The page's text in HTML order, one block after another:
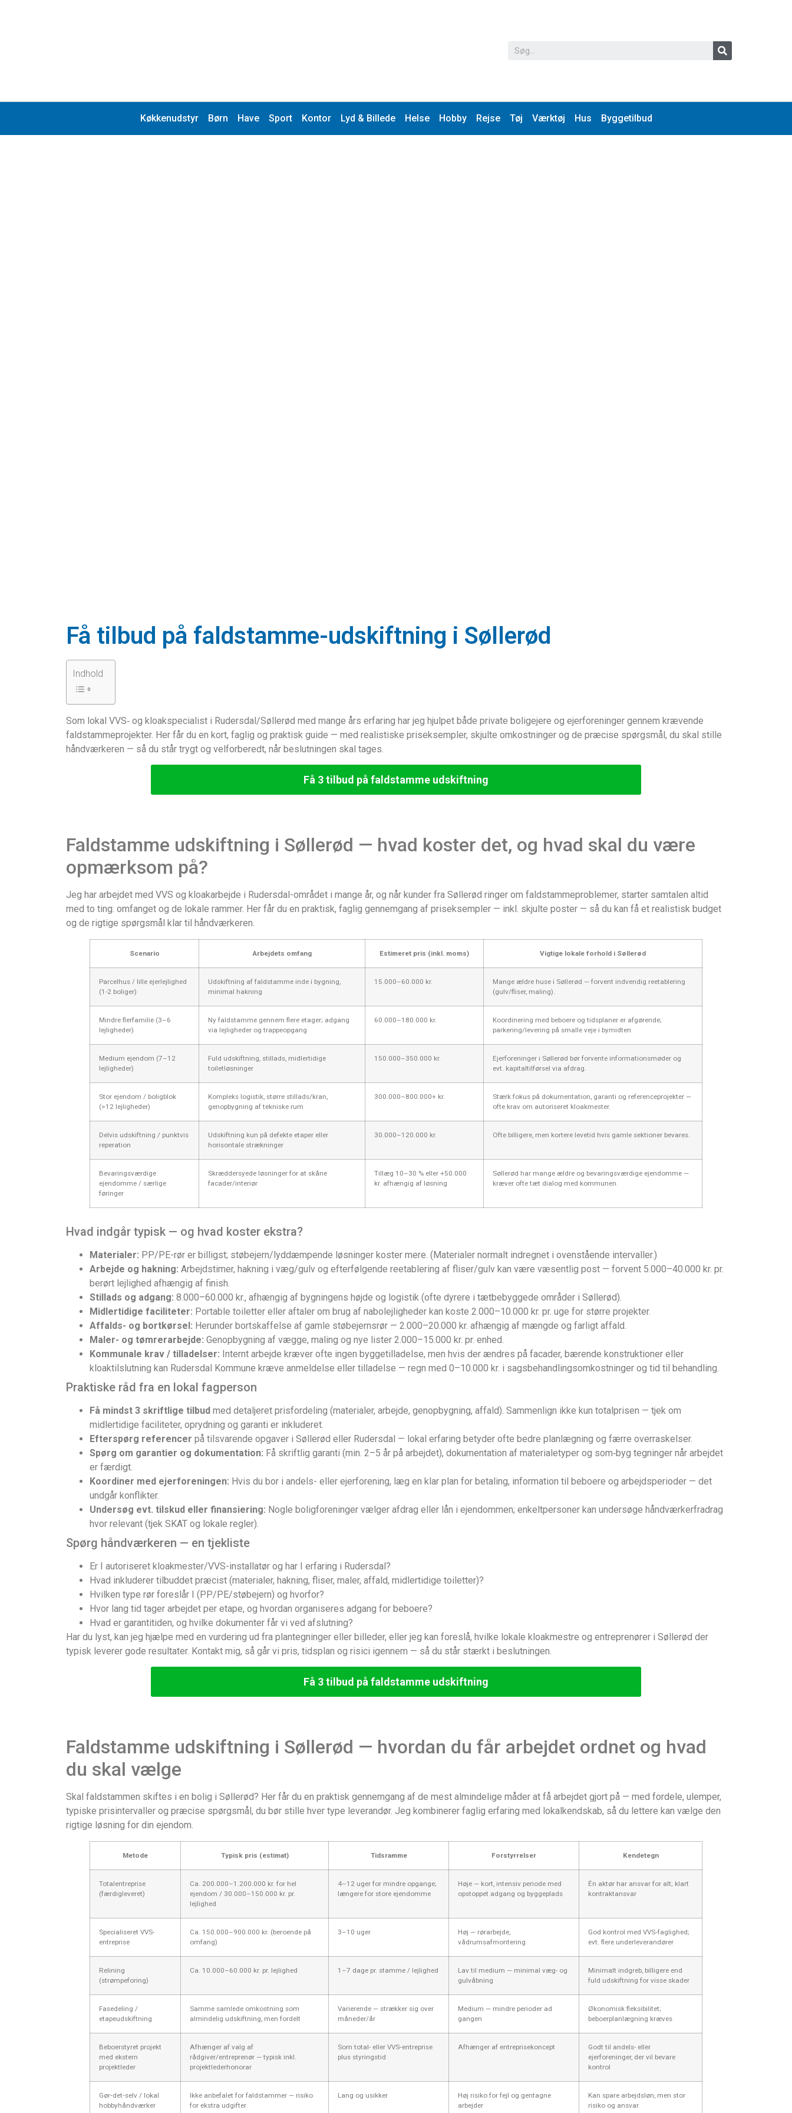
Køkkenudstyr Børn Have Sport Kontor Lyd & Billede Helse Hobby Rejse Tøj Værktøj Hus Byggetilbud
Få tilbud på faldstamme-udskiftning i Søllerød
Indhold
Som lokal VVS‑ og kloakspecialist i Rudersdal/Søllerød med mange års erfaring har jeg hjulpet både private boligejere og ejerforeninger gennem krævende
faldstammeprojekter. Her får du en kort, faglig og praktisk guide — med realistiske priseksempler, skjulte omkostninger og de præcise spørgsmål, du skal stille
håndværkeren — så du står trygt og velforberedt, når beslutningen skal tages.
Få 3 tilbud på faldstamme udskiftning
Faldstamme udskiftning i Søllerød — hvad koster det, og hvad skal du være
opmærksom på?
Jeg har arbejdet med VVS og kloakarbejde i Rudersdal-området i mange år, og når kunder fra Søllerød ringer om faldstammeproblemer, starter samtalen altid
med to ting: omfanget og de lokale rammer. Her får du en praktisk, faglig gennemgang af priseksempler — inkl. skjulte poster — så du kan få et realistisk budget
og de rigtige spørgsmål klar til håndværkeren.
Scenario Arbejdets omfang Estimeret pris (inkl. moms) Vigtige lokale forhold i Søllerød
Parcelhus / lille ejerlejlighed
(1-2 boliger)
Udskiftning af faldstamme inde i bygning,
minimal hakning
15.000–60.000 kr.
Mange ældre huse i Søllerød — forvent indvendig reetablering
(gulv/fliser, maling).
Mindre flerfamilie (3–6
lejligheder)
Ny faldstamme gennem flere etager; adgang
via lejligheder og trappeopgang
60.000–180.000 kr.
Koordinering med beboere og tidsplaner er afgørende;
parkering/levering på smalle veje i bymidten.
Medium ejendom (7–12
lejligheder)
Fuld udskiftning, stillads, midlertidige
toiletløsninger
150.000–350.000 kr.
Ejerforeninger i Søllerød bør forvente informationsmøder og
evt. kapitaltilførsel via afdrag.
Stor ejendom / boligblok
(>12 lejligheder)
Kompleks logistik, større stillads/kran,
genopbygning af tekniske rum
300.000–800.000+ kr.
Stærk fokus på dokumentation, garanti og referenceprojekter —
ofte krav om autoriseret kloakmester.
Delvis udskiftning / punktvis
reperation
Udskiftning kun på defekte etaper eller
horisontale strækninger
30.000–120.000 kr. Ofte billigere, men kortere levetid hvis gamle sektioner bevares.
Bevaringsværdige
ejendomme / særlige
føringer
Skræddersyede løsninger for at skåne
facader/interiør
Tillæg 10–30 % eller +50.000
kr. afhængig af løsning
Søllerød har mange ældre og bevaringsværdige ejendomme —
kræver ofte tæt dialog med kommunen.
Hvad indgår typisk — og hvad koster ekstra?
Materialer: PP/PE-rør er billigst; støbejern/lyddæmpende løsninger koster mere. (Materialer normalt indregnet i ovenstående intervaller.)
Arbejde og hakning: Arbejdstimer, hakning i væg/gulv og efterfølgende reetablering af fliser/gulv kan være væsentlig post — forvent 5.000–40.000 kr. pr.
berørt lejlighed afhængig af finish.
Stillads og adgang: 8.000–60.000 kr., afhængig af bygningens højde og logistik (ofte dyrere i tætbebyggede områder i Søllerød).
Midlertidige faciliteter: Portable toiletter eller aftaler om brug af nabolejligheder kan koste 2.000–10.000 kr. pr. uge for større projekter.
Affalds- og bortkørsel: Herunder bortskaffelse af gamle støbejernsrør — 2.000–20.000 kr. afhængig af mængde og farligt affald.
Maler- og tømrerarbejde: Genopbygning af vægge, maling og nye lister 2.000–15.000 kr. pr. enhed.
Kommunale krav / tilladelser: Internt arbejde kræver ofte ingen byggetilladelse, men hvis der ændres på facader, bærende konstruktioner eller
kloaktilslutning kan Rudersdal Kommune kræve anmeldelse eller tilladelse — regn med 0–10.000 kr. i sagsbehandlingsomkostninger og tid til behandling.
Praktiske råd fra en lokal fagperson
Få mindst 3 skriftlige tilbud med detaljeret prisfordeling (materialer, arbejde, genopbygning, affald). Sammenlign ikke kun totalprisen — tjek om
midlertidige faciliteter, oprydning og garanti er inkluderet.
Efterspørg referencer på tilsvarende opgaver i Søllerød eller Rudersdal — lokal erfaring betyder ofte bedre planlægning og færre overraskelser.
Spørg om garantier og dokumentation: Få skriftlig garanti (min. 2–5 år på arbejdet), dokumentation af materialetyper og som‑byg tegninger når arbejdet
er færdigt.
Koordiner med ejerforeningen: Hvis du bor i andels- eller ejerforening, læg en klar plan for betaling, information til beboere og arbejdsperioder — det
undgår konflikter.
Undersøg evt. tilskud eller finansiering: Nogle boligforeninger vælger afdrag eller lån i ejendommen; enkeltpersoner kan undersøge håndværkerfradrag
hvor relevant (tjek SKAT og lokale regler).
Spørg håndværkeren — en tjekliste
Er I autoriseret kloakmester/VVS-installatør og har I erfaring i Rudersdal?
Hvad inkluderer tilbuddet præcist (materialer, hakning, fliser, maler, affald, midlertidige toiletter)?
Hvilken type rør foreslår I (PP/PE/støbejern) og hvorfor?
Hvor lang tid tager arbejdet per etape, og hvordan organiseres adgang for beboere?
Hvad er garantitiden, og hvilke dokumenter får vi ved afslutning?
Har du lyst, kan jeg hjælpe med en vurdering ud fra plantegninger eller billeder, eller jeg kan foreslå, hvilke lokale kloakmestre og entreprenører i Søllerød der
typisk leverer gode resultater. Kontakt mig, så går vi pris, tidsplan og risici igennem — så du står stærkt i beslutningen.
Få 3 tilbud på faldstamme udskiftning
Faldstamme udskiftning i Søllerød — hvordan du får arbejdet ordnet og hvad
du skal vælge
Skal faldstammen skiftes i en bolig i Søllerød? Her får du en praktisk gennemgang af de mest almindelige måder at få arbejdet gjort på — med fordele, ulemper,
typiske prisintervaller og præcise spørgsmål, du bør stille hver type leverandør. Jeg kombinerer faglig erfaring med lokalkendskab, så du lettere kan vælge den
rigtige løsning for din ejendom.
Metode Typisk pris (estimat) Tidsramme Forstyrrelser Kendetegn
Totalentreprise
(færdigleveret)
Ca. 200.000–1.200.000 kr. for hel
ejendom / 30.000–150.000 kr. pr.
lejlighed
4–12 uger for mindre opgange;
længere for store ejendomme
Høje — kort, intensiv periode med
opstoppet adgang og byggeplads
Én aktør har ansvar for alt; klart
kontraktansvar
Specialiseret VVS-
entreprise
Ca. 150.000–900.000 kr. (beroende på
omfang)
3–10 uger
Høj — rørarbejde,
vådrumsafmontering
God kontrol med VVS‑faglighed;
evt. flere underleverandører
Relining
(strømpeforing)
Ca. 10.000–60.000 kr. pr. lejlighed 1–7 dage pr. stamme / lejlighed
Lav til medium — minimal væg- og
gulvåbning
Minimalt indgreb, billigere end
fuld udskiftning for visse skader
Fasedeling /
etapeudskiftning
Samme samlede omkostning som
almindelig udskiftning, men fordelt
Varierende — strækker sig over
måneder/år
Medium — mindre perioder ad
gangen
Økonomisk fleksibilitet;
beboerplanlægning kræves
Beboerstyret projekt
med ekstern
projektleder
Afhænger af valg af
rådgiver/entreprenør — typisk inkl.
projektlederhonorar
Som total- eller VVS‑entreprise
plus styringstid
Afhænger af entreprisekoncept
Godt til andels- eller
ejerforeninger, der vil bevare
kontrol
Gør‑det‑selv / lokal
hobbyhåndværker
Ikke anbefalet for faldstammer — risiko
for ekstra udgifter
Lang og usikker
Høj risiko for fejl og gentagne
arbejder
Kan spare arbejdsløn, men stor
risiko og ansvar